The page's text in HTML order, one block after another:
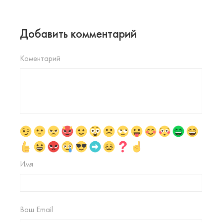
Добавить комментарий
Коментарий
Имя
Ваш Email